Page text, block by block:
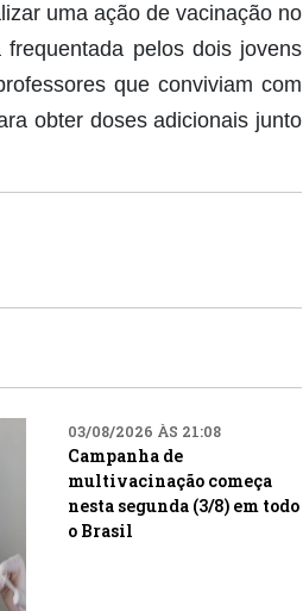
uma ação de vacinação no
pelos dois jovens
que conviviam com
obter doses adicionais junto
03/08/2026 ÀS 21:08
Campanha de
multivacinação começa
nesta segunda (3/8) em todo
o Brasil